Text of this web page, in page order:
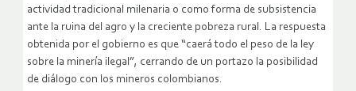
actividad tradicional milenaria o como forma de subsistencia
ante la ruina del agro y la creciente pobreza rural. La respuesta
obtenida por el gobierno es que “caerá todo el peso de la ley
sobre la minería ilegal”, cerrando de un portazo la posibilidad
de diálogo con los mineros colombianos.